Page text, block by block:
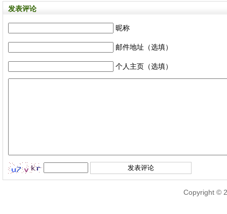
发表评论
昵称
邮件地址（选填）
个人主页（选填）
Copyright ©